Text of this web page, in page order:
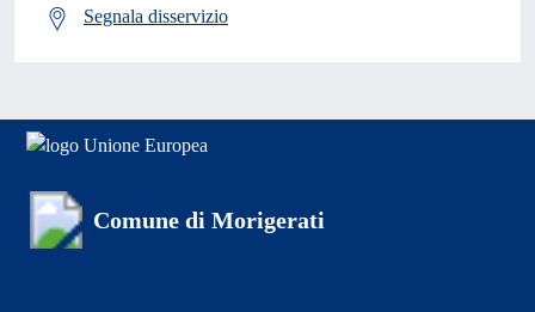
Segnala disservizio
Comune di Morigerati